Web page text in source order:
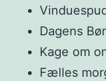
Dagens
Kage om
Fælles